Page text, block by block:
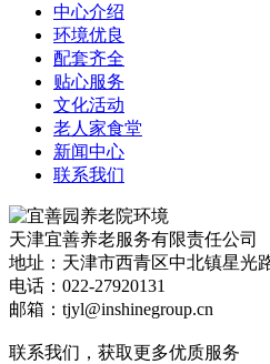
中心介绍
环境优良
配套齐全
贴心服务
文化活动
老人家食堂
新闻中心
联系我们
天津宜善养老服务有限责任公司
地址：天津市西青区中北镇星光
电话：022-27920131
邮箱：tjyl@inshinegroup.cn
联系我们，获取更多优质服务